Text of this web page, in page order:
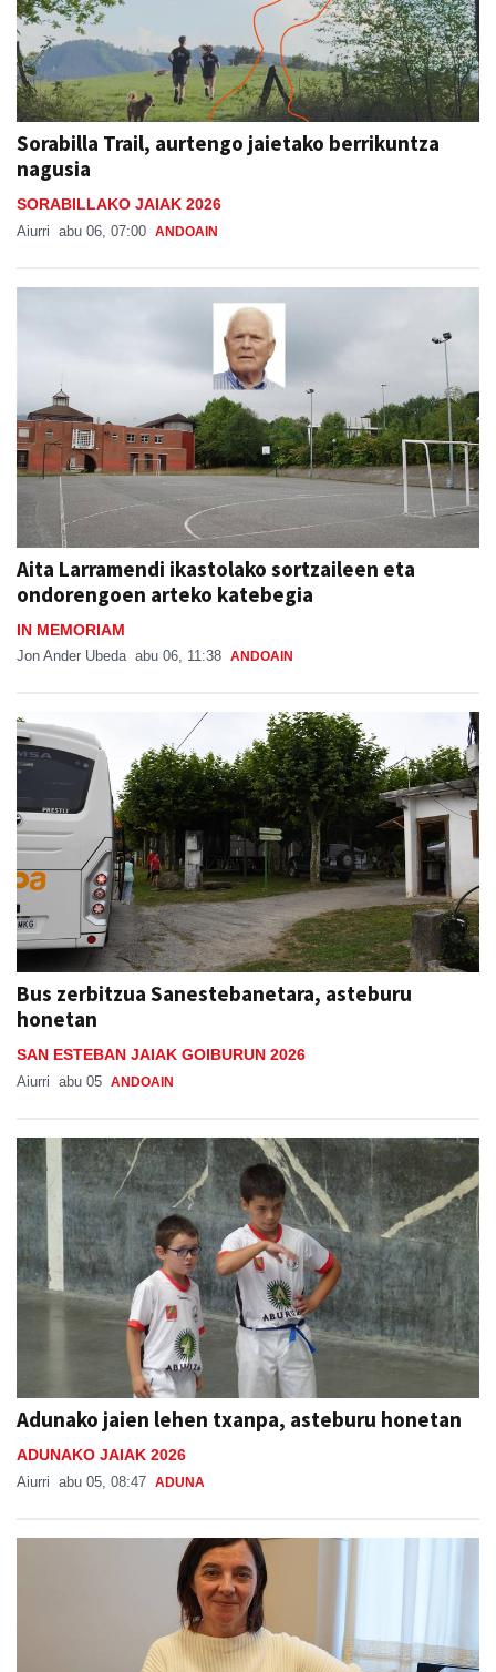
Sorabilla Trail, aurtengo jaietako berrikuntza
nagusia
SORABILLAKO JAIAK 2026
Aiurri abu 06, 07:00 ANDOAIN
Aita Larramendi ikastolako sortzaileen eta
ondorengoen arteko katebegia
IN MEMORIAM
Jon Ander Ubeda abu 06, 11:38 ANDOAIN
Bus zerbitzua Sanestebanetara, asteburu
honetan
SAN ESTEBAN JAIAK GOIBURUN 2026
Aiurri abu 05 ANDOAIN
Adunako jaien lehen txanpa, asteburu honetan
ADUNAKO JAIAK 2026
Aiurri abu 05, 08:47 ADUNA